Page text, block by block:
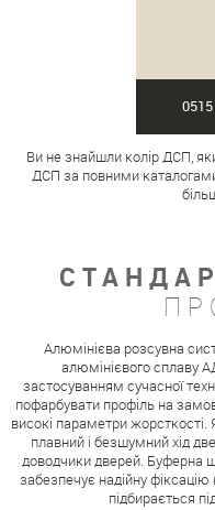
Ви не знайшли колір ДСП,
ДСП за повними
Алюмінієва розсувна
алюмінієвого сплаву
застосуванням сучасної
пофарбувати профіль на
високі параметри
плавний і безшумний хід
доводчики дверей. Буферна
забезпечує надійну фіксацію
підбирається